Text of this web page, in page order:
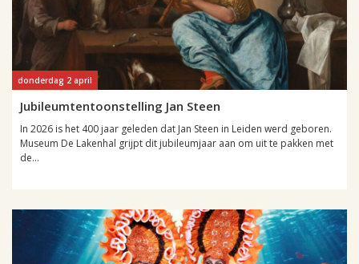
donderdag 2 april
Jubileumtentoonstelling Jan Steen
In 2026 is het 400 jaar geleden dat Jan Steen in Leiden werd geboren.
Museum De Lakenhal grijpt dit jubileumjaar aan om uit te pakken met
de...